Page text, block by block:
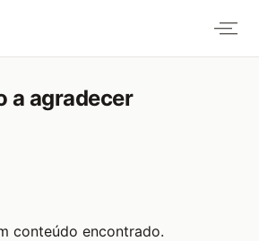
a agradecer
conteúdo encontrado.